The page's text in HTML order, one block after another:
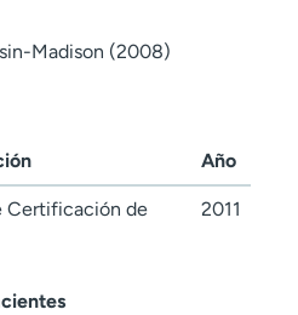
Madison (2008)
Año
Certificación de
2011